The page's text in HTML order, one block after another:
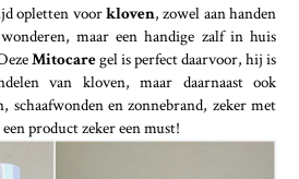
opletten voorkloven, zowel aan handen
maar een handige zalf in huis
Mitocaregel is perfect daarvoor, hij is
van kloven, maar daarnaast ook
schaafwonden en zonnebrand, zeker met
product zeker een must!